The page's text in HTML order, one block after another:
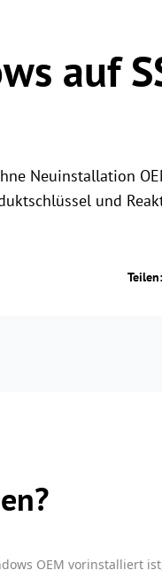
auf
Neuinstallation
und
Teilen:
OEM vorinstalliert